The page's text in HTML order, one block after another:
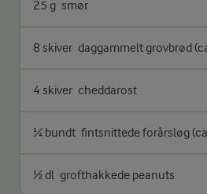
25 g smør
8 skiver daggammelt grovbrød
4 skiver cheddarost
¼ bundt fintsnittede forårsløg
½ dl grofthakkede peanuts